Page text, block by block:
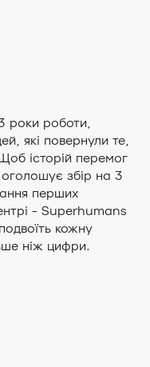
роки роботи,
які повернули те,
історій перемог
збір на 3
перших
- Superhumans
кожну
ніж цифри.